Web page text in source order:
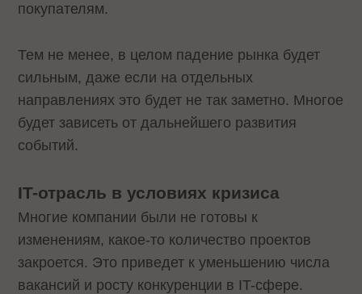
покупателям.
Тем не менее, в целом падение рынка будет
сильным, даже если на отдельных
направлениях это будет не так заметно. Многое
будет зависеть от дальнейшего развития
событий.
IT-отрасль в условиях кризиса
Многие компании были не готовы к
изменениям, какое-то количество проектов
закроется. Это приведет к уменьшению числа
вакансий и росту конкуренции в IT-сфере.